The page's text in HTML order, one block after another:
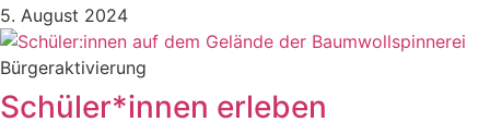
5. August 2024
Bürgeraktivierung
Schüler*innen erleben